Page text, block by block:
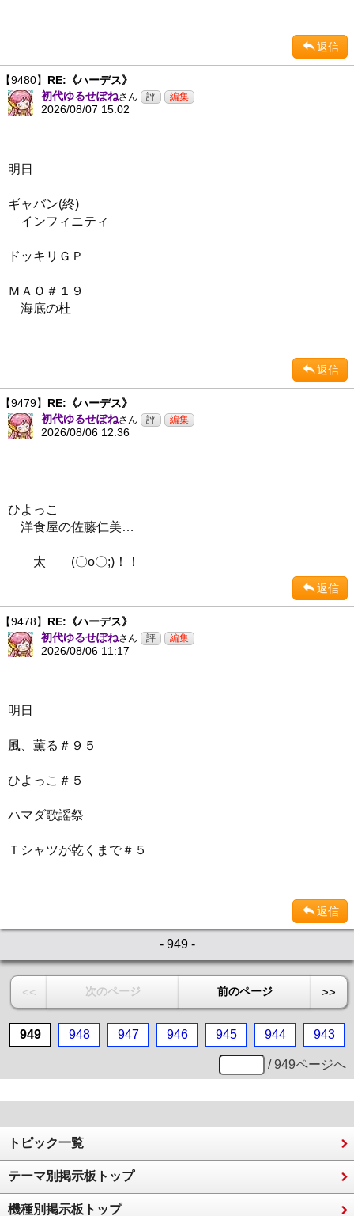
返信
【9480】 RE:《ハーデス》
初代ゆるせぽねさん
2026/08/07 15:02
明日
ギャバン(終)
インフィニティ
ドッキリＧＰ
ＭＡＯ＃１９
海底の杜
返信
【9479】 RE:《ハーデス》
初代ゆるせぽねさん
2026/08/06 12:36
ひよっこ
洋食屋の佐藤仁美…
太 (〇o〇;)！！
返信
【9478】 RE:《ハーデス》
初代ゆるせぽねさん
2026/08/06 11:17
明日
風、薫る＃９５
ひよっこ＃５
ハマダ歌謡祭
Ｔシャツが乾くまで＃５
返信
- 949 -
<< 次のページ 前のページ >>
949 948 947 946 945 944 943
/ 949ページへ
トピック一覧
テーマ別掲示板トップ
機種別掲示板トップ